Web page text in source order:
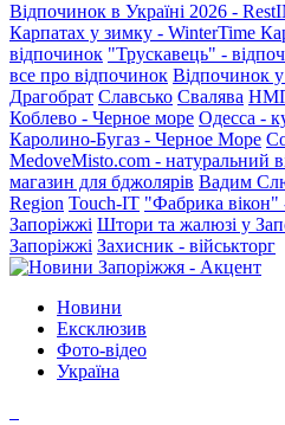
Відпочинок в Україні 2026 -
Карпатах у зимку - WinterTime
відпочинок "Трускавець" -
все про відпочинок Відпочинок
Драгобрат Славсько Свалява НМП
Коблево - Черное море Одесса -
Каролино-Бугаз - Черное Море
MedoveMisto.com - натуральний
магазин для бджолярів Вадим
Region Touch-IT "Фабрика вікон"
Запоріжжі Штори та жалюзі у
Запоріжжі Захисник - військторг
Новини
Ексклюзив
Фото-відео
Україна